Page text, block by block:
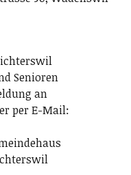
Senioren
an
per E-Mail: